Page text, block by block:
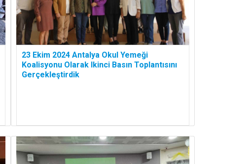
23 Ekim 2024 Antalya Okul Yemeği
Koalisyonu Olarak Ikinci Basın Toplantısını
Gerçekleştirdik